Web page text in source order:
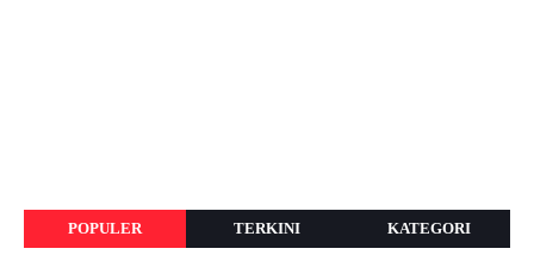
POPULER TERKINI KATEGORI